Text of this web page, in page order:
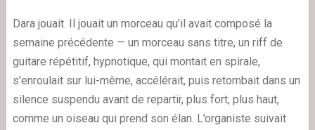
Dara jouait. Il jouait un morceau qu’il avait composé la
semaine précédente — un morceau sans titre, un riff de
guitare répétitif, hypnotique, qui montait en spirale,
s’enroulait sur lui-même, accélérait, puis retombait dans un
silence suspendu avant de repartir, plus fort, plus haut,
comme un oiseau qui prend son élan. L’organiste suivait